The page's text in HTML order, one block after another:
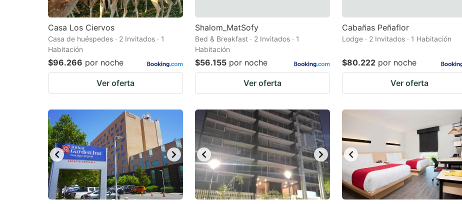
Casa Los Ciervos
Casa de huéspedes · 2 Invitados · 1
Habitación
$96.266 por noche
Ver oferta
Shalom_MatSofy
Bed & Breakfast · 2 Invitados · 1
Habitación
$56.155 por noche
Ver oferta
Cabañas Peñaflor
Lodge · 2 Invitados · 1 Habitación
$80.222 por noche
Ver oferta